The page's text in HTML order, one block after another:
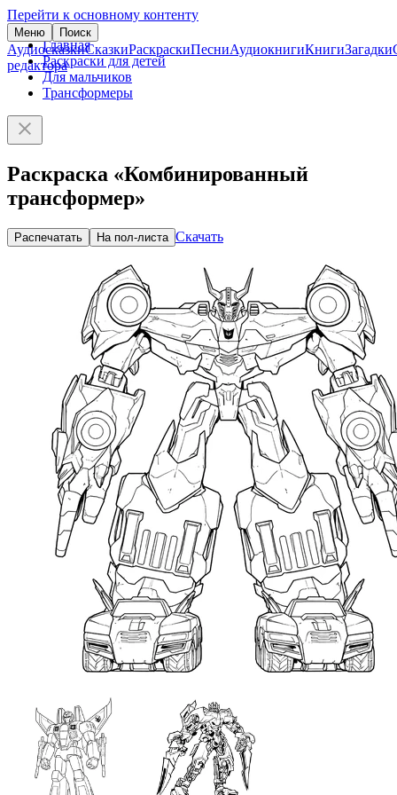
Перейти к основному контенту
Меню Поиск
АудиосказкиСказкиРаскраскиПесниАудиокнигиКнигиЗагадки
редактора
Главная
Раскраски для детей
Для мальчиков
Трансформеры
Раскраска «Комбинированный
трансформер»
Распечатать На пол-листа Скачать